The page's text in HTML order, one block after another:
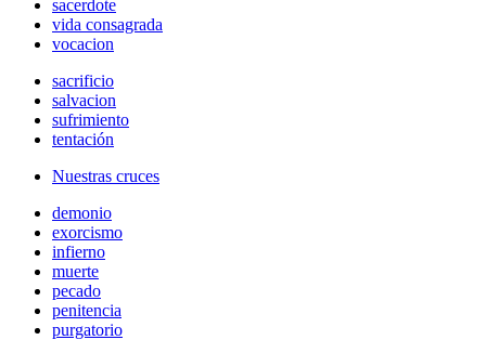
sacerdote
vida consagrada
vocacion
sacrificio
salvacion
sufrimiento
tentación
Nuestras cruces
demonio
exorcismo
infierno
muerte
pecado
penitencia
purgatorio